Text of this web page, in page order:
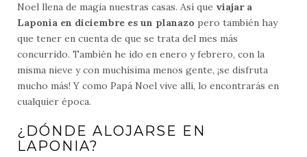
Noel llena de magia nuestras casas. Así que viajar a
Laponia en diciembre es un planazo pero también hay
que tener en cuenta de que se trata del mes más
concurrido. También he ido en enero y febrero, con la
misma nieve y con muchísima menos gente, ¡se disfruta
mucho más! Y como Papá Noel vive allí, lo encontrarás en
cualquier época.
¿DÓNDE ALOJARSE EN
LAPONIA?